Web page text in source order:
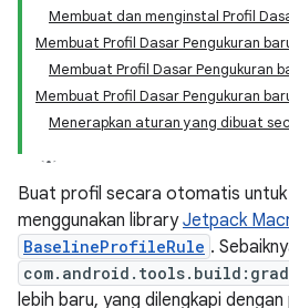
Membuat dan menginstal Profil
Membuat Profil Dasar Pengukuran
Membuat Profil Dasar Pengukuran
Membuat Profil Dasar Pengukuran
Menerapkan aturan yang dibuat
Buat profil secara otomatis untuk
menggunakan libraryJetpack
BaselineProfileRule .
lebih baru, yang dilengkapi